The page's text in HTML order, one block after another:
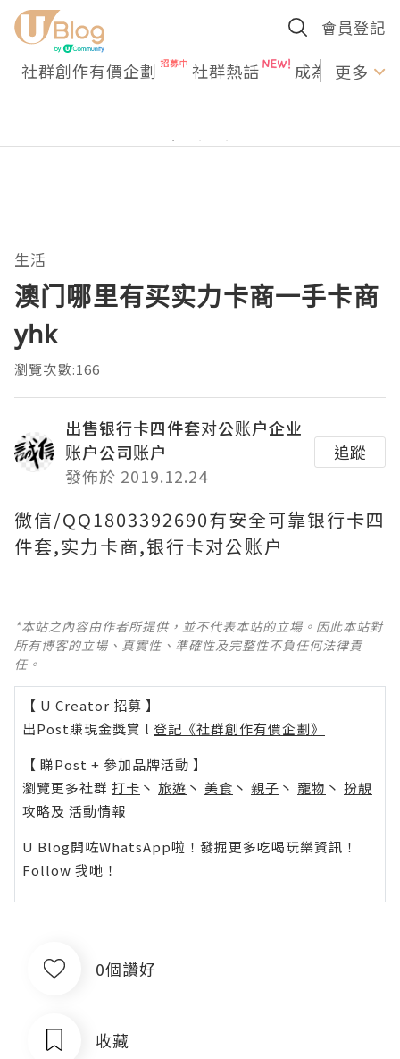
會員登記
社群創作有價企劃 社群熱話 成為U更多
生活
澳门哪里有买实力卡商一手卡商
yhk
瀏覽次數:166
出售银行卡四件套对公账户企业
账户公司账户
發佈於 2019.12.24
追蹤
微信/QQ1803392690有安全可靠银行卡四
件套,实力卡商,银行卡对公账户
*本站之內容由作者所提供，並不代表本站的立場。因此本站對
所有博客的立場、真實性、準確性及完整性不負任何法律責
任。
【 U Creator 招募 】
出Post賺現金獎賞 l 登記《社群創作有價企劃》
【 睇Post + 參加品牌活動 】
瀏覽更多社群 打卡 丶 旅遊 丶 美食 丶 親子 丶 寵物 丶 扮靚
攻略及 活動情報
U Blog開咗WhatsApp啦！發掘更多吃喝玩樂資訊！
Follow 我哋 ！
0個讚好
收藏